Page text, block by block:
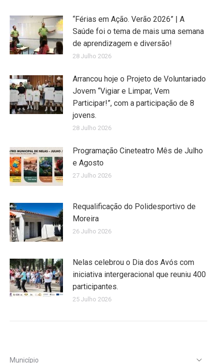
“Férias em Ação. Verão 2026” | A
Saúde foi o tema de mais uma semana
de aprendizagem e diversão!
28 Julho 2026
Arrancou hoje o Projeto de Voluntariado
Jovem “Vigiar e Limpar, Vem
Participar!”, com a participação de 8
jovens.
28 Julho 2026
Programação Cineteatro Mês de Julho
e Agosto
27 Julho 2026
Requalificação do Polidesportivo de
Moreira
26 Julho 2026
Nelas celebrou o Dia dos Avós com
iniciativa intergeracional que reuniu 400
participantes.
25 Julho 2026
Município